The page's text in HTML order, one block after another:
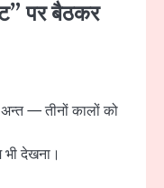
पर बैठकर
— तीनों कालों को
भी देखना।